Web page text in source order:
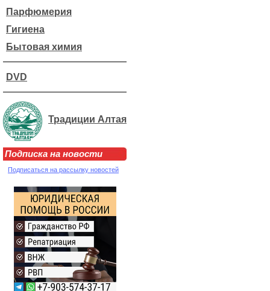
Парфюмерия
Гигиена
Бытовая химия
DVD
Традиции Алтая
Подписка на новости
Подписаться на рассылку новостей